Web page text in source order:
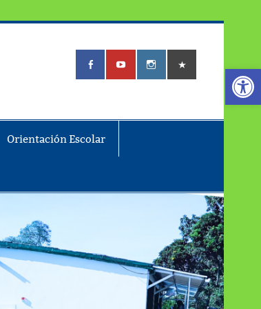
Abrir
Orientación Escolar